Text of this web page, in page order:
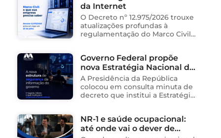
pela gestão de unidades
públicas de saúde …
da Internet
O Decreto nº 12.975/2026 trouxe
atualizações profundas à
regulamentação do Marco Civil
operações de empresas de
tecnologia no Brasil. Para ajudar
na …
Governo Federal propõe
nova Estratégia Nacional de
Segurança da Informação e
cria sistema integrado de
governança para órgãos
A Presidência da República
colocou em consulta minuta de
decreto que institui a Estratégia
Sistema Integrado de
Segurança da Informação
NR-1 e saúde ocupacional:
até onde vai o dever de